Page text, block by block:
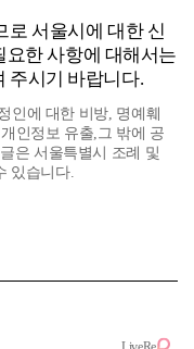
로 서울시에 대한 신
요한 사항에 대해서는
주시기 바랍니다.
인에 대한 비방, 명예훼
인정보 유출,그 밖에 공
은 서울특별시 조례 및
있습니다.